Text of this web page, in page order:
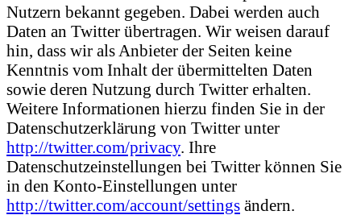
Nutzern bekannt gegeben. Dabei werden auch
Daten an Twitter übertragen. Wir weisen darauf
hin, dass wir als Anbieter der Seiten keine
Kenntnis vom Inhalt der übermittelten Daten
sowie deren Nutzung durch Twitter erhalten.
Weitere Informationen hierzu finden Sie in der
Datenschutzerklärung von Twitter unter
http://twitter.com/privacy. Ihre
Datenschutzeinstellungen bei Twitter können Sie
in den Konto-Einstellungen unter
http://twitter.com/account/settings ändern.